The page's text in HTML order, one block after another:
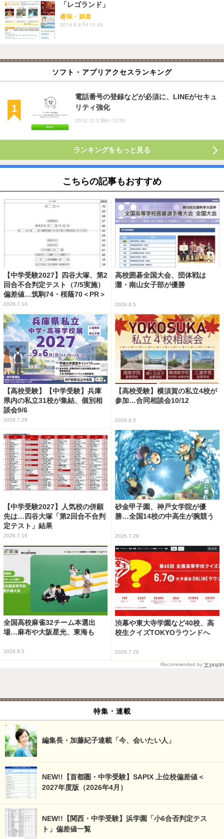
「レゴランド」
趣味・娯楽
2014.8.8 Fri 15:49
ソフト・アプリアクセスランキング
電話番号の登録などが必須に、LINEがセキュ
リティ強化
2012.12.3 Mon 13:00
ランキングをもっと見る
こちらの記事もおすすめ
【中学受験2027】四谷大塚、第2
回合不合判定テスト（7/5実施）
偏差値…筑駒74・桜蔭70＜PR＞
2026.7.10
高校囲碁全国大会、団体戦は
灘・南山女子部が優勝
2026.8.5
【高校受験】【中学受験】兵庫
県内の私立31校が集結、個別相
談会9/6
2026.7.28
【高校受験】横須賀の私立4校が
参加…合同相談会10/12
2026.8.5
【中学受験2027】人気校の併願
先は…四谷大塚「第2回合不合判
定テスト」結果
2026.7.16
砂金甲子園、神戸女学院が優
勝…全国14校の中高生が腕競う
2026.7.29
全国高校麻雀32チーム本選出
場…麻布や大阪星光、東海も
2026.8.5
渋幕や東大寺学園など40校、高
校生クイズTOKYOラウンドへ
2026.7.29
Recommended by
特集・連載
編集長・加藤紀子連載「今、会いたい人」
NEW!!【首都圏・中学受験】SAPIX 上位校偏差値＜
2027年度版（2026年4月）
NEW!!【関西・中学受験】浜学園「小6合否判定テス
ト」偏差値一覧